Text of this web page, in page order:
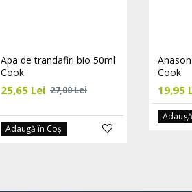
Apa de trandafiri bio 50ml
Cook
25,65 Lei 27,00 Lei
Adaugă în Coş
Ardei
Cook
19,95
Cook
19,95